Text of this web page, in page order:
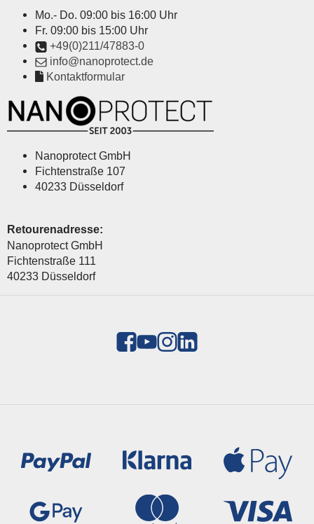
Mo.- Do. 09:00 bis 16:00 Uhr
Fr. 09:00 bis 15:00 Uhr
+49(0)211/47883-0
info@nanoprotect.de
Kontaktformular
Nanoprotect GmbH
Fichtenstraße 107
40233 Düsseldorf
Retourenadresse:
Nanoprotect GmbH
Fichtenstraße 111
40233 Düsseldorf